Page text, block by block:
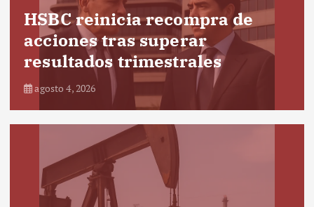
HSBC reinicia recompra de
acciones tras superar
resultados trimestrales
agosto 4, 2026